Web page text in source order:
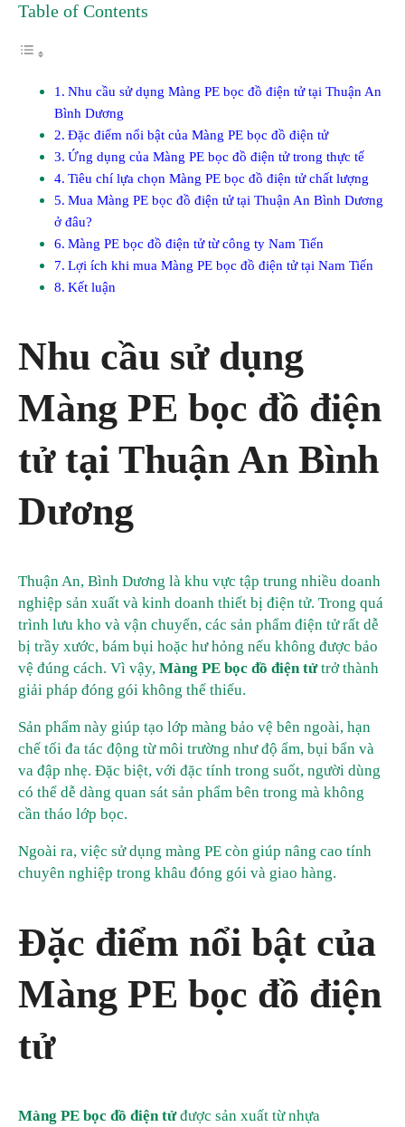
Table of Contents
Nhu cầu sử dụng Màng PE bọc đồ điện tử tại Thuận An
Bình Dương
Đặc điểm nổi bật của Màng PE bọc đồ điện tử
Ứng dụng của Màng PE bọc đồ điện tử trong thực tế
Tiêu chí lựa chọn Màng PE bọc đồ điện tử chất lượng
Mua Màng PE bọc đồ điện tử tại Thuận An Bình Dương
ở đâu?
Màng PE bọc đồ điện tử từ công ty Nam Tiến
Lợi ích khi mua Màng PE bọc đồ điện tử tại Nam Tiến
Kết luận
Nhu cầu sử dụng
Màng PE bọc đồ điện
tử tại Thuận An Bình
Dương
Thuận An, Bình Dương là khu vực tập trung nhiều doanh
nghiệp sản xuất và kinh doanh thiết bị điện tử. Trong quá
trình lưu kho và vận chuyển, các sản phẩm điện tử rất dễ
bị trầy xước, bám bụi hoặc hư hỏng nếu không được bảo
vệ đúng cách. Vì vậy, Màng PE bọc đồ điện tửtrở thành
giải pháp đóng gói không thể thiếu.
Sản phẩm này giúp tạo lớp màng bảo vệ bên ngoài, hạn
chế tối đa tác động từ môi trường như độ ẩm, bụi bẩn và
va đập nhẹ. Đặc biệt, với đặc tính trong suốt, người dùng
có thể dễ dàng quan sát sản phẩm bên trong mà không
cần tháo lớp bọc.
Ngoài ra, việc sử dụng màng PE còn giúp nâng cao tính
chuyên nghiệp trong khâu đóng gói và giao hàng.
Đặc điểm nổi bật của
Màng PE bọc đồ điện
tử
Màng PE bọc đồ điện tửđược sản xuất từ nhựa